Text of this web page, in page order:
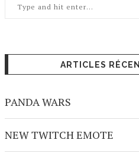
ARTICLES
PANDA WARS
NEW TWITCH EMOTE